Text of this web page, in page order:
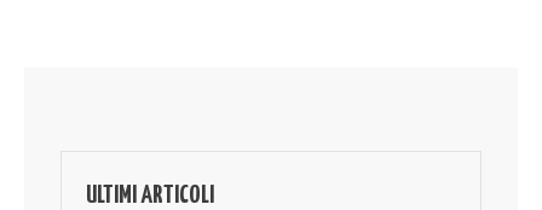
ULTIMI ARTICOLI